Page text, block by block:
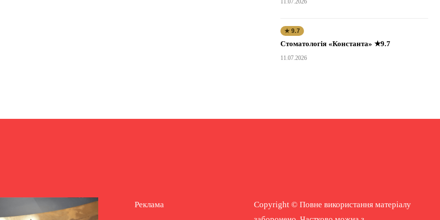
11.07.2026
★ 9.7
Стоматологія «Константа» ★9.7
11.07.2026
Реклама
Copyright © Повне використання матеріалу